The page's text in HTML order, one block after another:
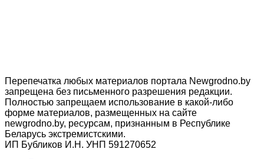
Перепечатка любых материалов портала Newgrodno.by
запрещена без письменного разрешения редакции.
Полностью запрещаем использование в какой-либо
форме материалов, размещенных на сайте
newgrodno.by, ресурсам, признанным в Республике
Беларусь экстремистскими.
ИП Бубликов И.Н. УНП 591270652